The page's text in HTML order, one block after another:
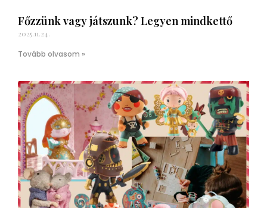
Főzzünk vagy játszunk? Legyen mindkettő
2025.11.24.
Tovább olvasom »